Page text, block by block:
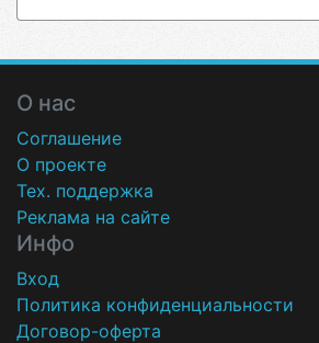
О нас
Соглашение
О проекте
Тех. поддержка
Реклама на сайте
Инфо
Вход
Политика конфиденциальности
Договор-оферта